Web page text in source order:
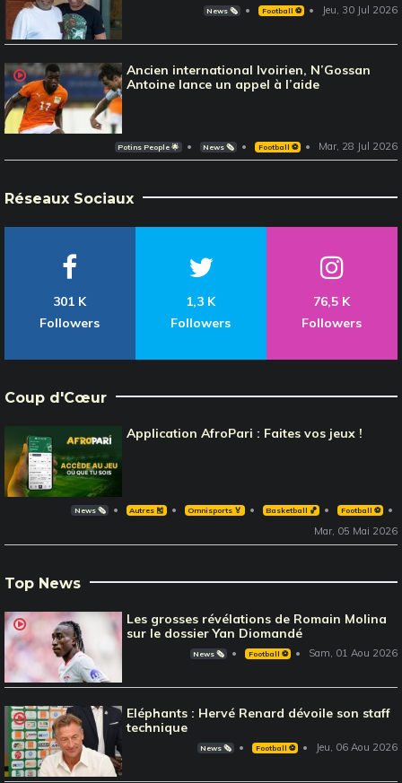
News 🗞️ Football ⚽️ Jeu, 30 Jul 2026
Ancien international Ivoirien, N’Gossan
Antoine lance un appel à l’aide
Potins People 🌟 News 🗞️ Football ⚽️ Mar, 28 Jul 2026
Réseaux Sociaux
301 K
Followers
1,3 K
Followers
76,5 K
Followers
Coup d'Cœur
Application AfroPari : Faites vos jeux !
News 🗞️ Autres 🎽 Omnisports 🏅 Basketball 🏀 Football ⚽️
Mar, 05 Mai 2026
Top News
Les grosses révélations de Romain Molina
sur le dossier Yan Diomandé
News 🗞️ Football ⚽️ Sam, 01 Aou 2026
Eléphants : Hervé Renard dévoile son staff
technique
News 🗞️ Football ⚽️ Jeu, 06 Aou 2026